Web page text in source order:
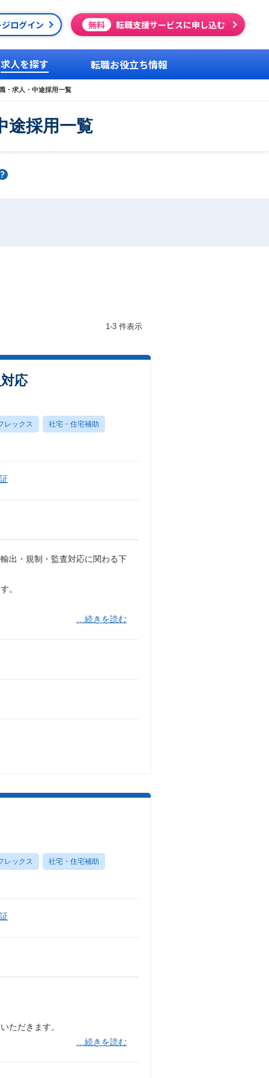
ログイン 無料 転職支援サービスに申し込む
求人を探す 転職お役立ち情報
・求人・中途採用一覧
途採用一覧
1-3 件表示
応
レックス 社宅・住宅補助
出・規制・監査対応に関わる下
。
…続きを読む
レックス 社宅・住宅補助
ただきます。
…続きを読む